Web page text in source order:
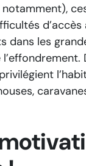
d’accès
dans les